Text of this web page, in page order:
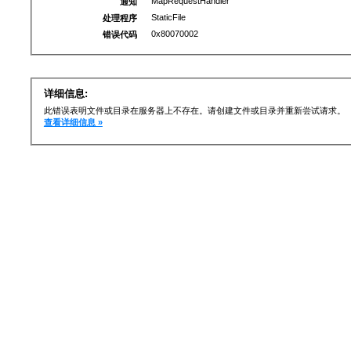
处理程序
StaticFile
错误代码
0x80070002
详细信息:
此错误表明文件或目录在服务器上不存在。请创建文件或目录并重新尝试请求。
查看详细信息 »